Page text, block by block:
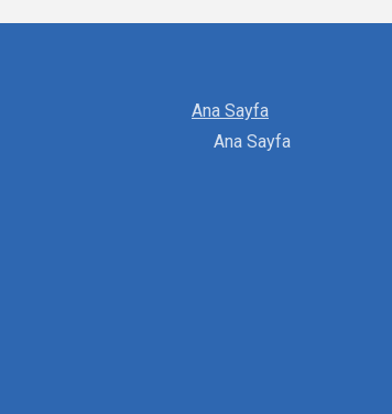
Ana Sayfa
Ana Sayfa